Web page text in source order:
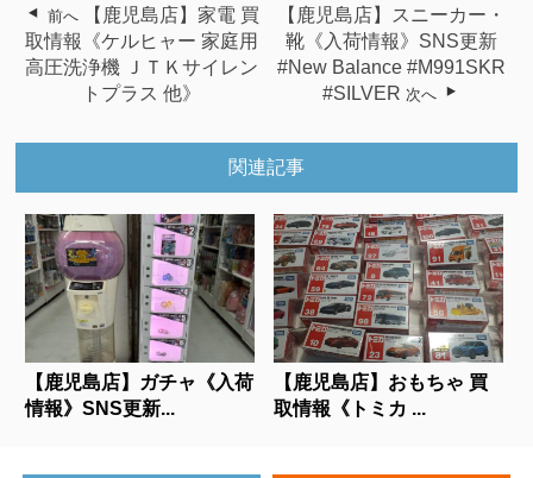
前へ
【鹿児島店】家電 買
取情報《ケルヒャー 家庭用
高圧洗浄機 ＪＴＫサイレン
トプラス 他》
【鹿児島店】スニーカー・
靴《入荷情報》SNS更新
#New Balance #M991SKR
#SILVER 次へ
関連記事
【鹿児島店】ガチャ《入荷
情報》SNS更新...
【鹿児島店】おもちゃ 買
取情報《トミカ ...